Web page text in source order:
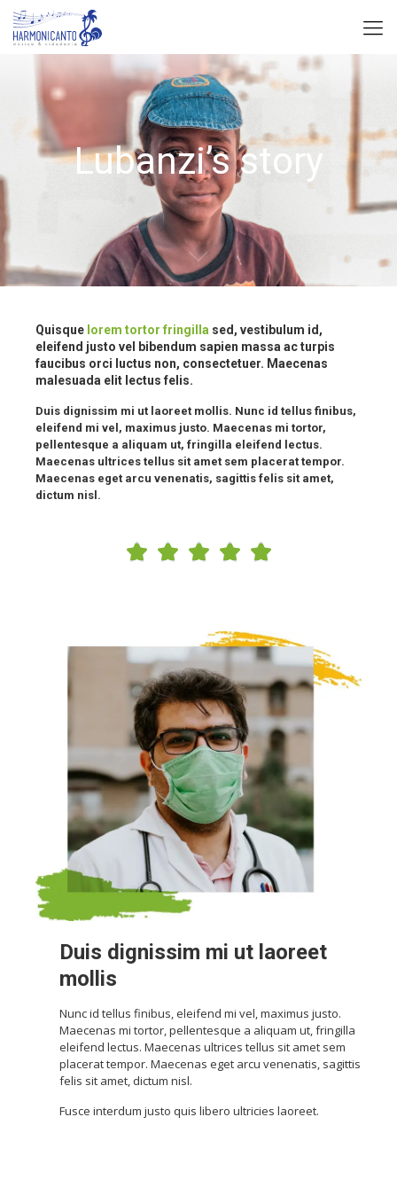
Lubanzi’s story
Quisque lorem tortor fringilla sed, vestibulum id,
eleifend justo vel bibendum sapien massa ac turpis
faucibus orci luctus non, consectetuer. Maecenas
malesuada elit lectus felis.
Duis dignissim mi ut laoreet mollis. Nunc id tellus finibus,
eleifend mi vel, maximus justo. Maecenas mi tortor,
pellentesque a aliquam ut, fringilla eleifend lectus.
Maecenas ultrices tellus sit amet sem placerat tempor.
Maecenas eget arcu venenatis, sagittis felis sit amet,
dictum nisl.
    
Duis dignissim mi ut laoreet
mollis
Nunc id tellus finibus, eleifend mi vel, maximus justo.
Maecenas mi tortor, pellentesque a aliquam ut, fringilla
eleifend lectus. Maecenas ultrices tellus sit amet sem
placerat tempor. Maecenas eget arcu venenatis, sagittis
felis sit amet, dictum nisl.
Fusce interdum justo quis libero ultricies laoreet.